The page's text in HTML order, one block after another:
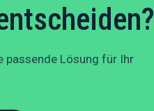
passende Lösung für Ihr